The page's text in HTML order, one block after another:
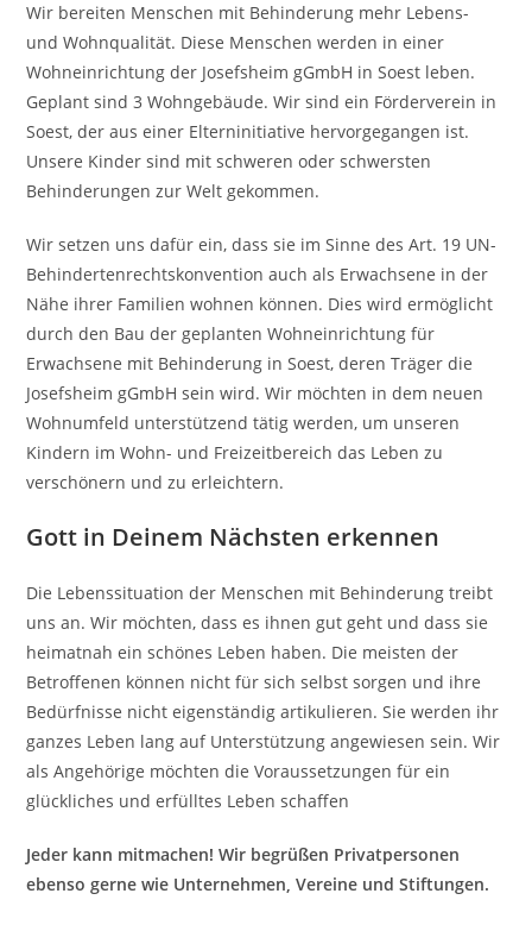
Wir bereiten Menschen mit Behinderung mehr Lebens-
und Wohnqualität. Diese Menschen werden in einer
Wohneinrichtung der Josefsheim gGmbH in Soest leben.
Geplant sind 3 Wohngebäude. Wir sind ein Förderverein in
Soest, der aus einer Elterninitiative hervorgegangen ist.
Unsere Kinder sind mit schweren oder schwersten
Behinderungen zur Welt gekommen.
Wir setzen uns dafür ein, dass sie im Sinne des Art. 19 UN-
Behindertenrechtskonvention auch als Erwachsene in der
Nähe ihrer Familien wohnen können. Dies wird ermöglicht
durch den Bau der geplanten Wohneinrichtung für
Erwachsene mit Behinderung in Soest, deren Träger die
Josefsheim gGmbH sein wird. Wir möchten in dem neuen
Wohnumfeld unterstützend tätig werden, um unseren
Kindern im Wohn- und Freizeitbereich das Leben zu
verschönern und zu erleichtern.
Gott in Deinem Nächsten erkennen
Die Lebenssituation der Menschen mit Behinderung treibt
uns an. Wir möchten, dass es ihnen gut geht und dass sie
heimatnah ein schönes Leben haben. Die meisten der
Betroffenen können nicht für sich selbst sorgen und ihre
Bedürfnisse nicht eigenständig artikulieren. Sie werden ihr
ganzes Leben lang auf Unterstützung angewiesen sein. Wir
als Angehörige möchten die Voraussetzungen für ein
glückliches und erfülltes Leben schaffen
Jeder kann mitmachen! Wir begrüßen Privatpersonen
ebenso gerne wie Unternehmen, Vereine und Stiftungen.